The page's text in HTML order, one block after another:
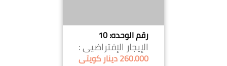
رقم الوحده: 10
الإيجار الإفتراضيى :
260.000 دينار كويتى